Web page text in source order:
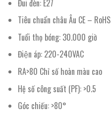
Đui đèn: E27
Tiêu chuẩn châu Âu CE – RoHS
Tuổi thọ bóng: 30.000 giờ
Điện áp: 220-240VAC
RA>80 Chỉ số hoàn màu cao
Hệ số công suất (PF): >0.5
Góc chiếu: >80°